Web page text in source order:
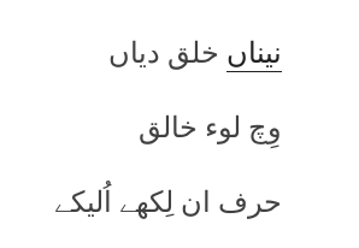
نیناں خلق دیاں
وِچ لوء خالق
حرف ان لِکھے اُلیکے